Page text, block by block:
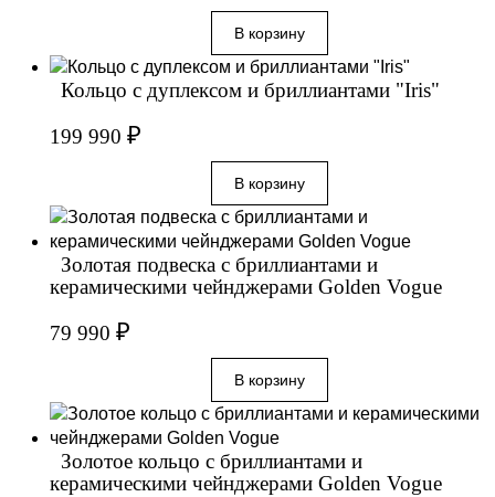
Кольцо с дуплексом и бриллиантами "Iris"
199 990 ₽
Золотая подвеска с бриллиантами и
керамическими чейнджерами Golden Vogue
79 990 ₽
Золотое кольцо с бриллиантами и
керамическими чейнджерами Golden Vogue